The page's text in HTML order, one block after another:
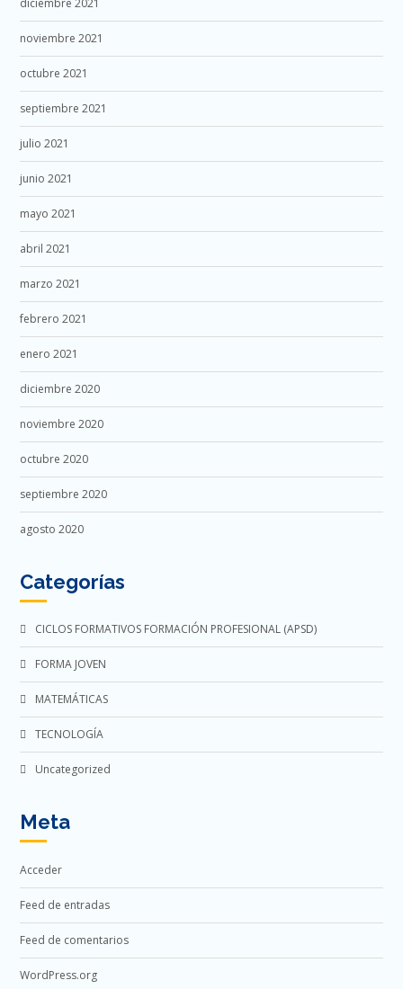
diciembre 2021
noviembre 2021
octubre 2021
septiembre 2021
julio 2021
junio 2021
mayo 2021
abril 2021
marzo 2021
febrero 2021
enero 2021
diciembre 2020
noviembre 2020
octubre 2020
septiembre 2020
agosto 2020
Categorías
CICLOS FORMATIVOS FORMACIÓN PROFESIONAL (APSD)
FORMA JOVEN
MATEMÁTICAS
TECNOLOGÍA
Uncategorized
Meta
Acceder
Feed de entradas
Feed de comentarios
WordPress.org